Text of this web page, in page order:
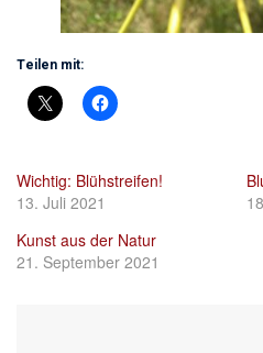
Teilen mit:
Wichtig: Blühstreifen!
13. Juli 2021
Kunst aus der Natur
21. September 2021